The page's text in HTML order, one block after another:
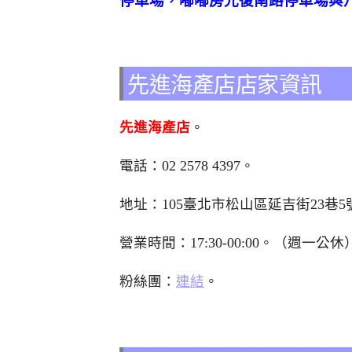
先進海產店店家資訊
先進海產店 。
電話：02 2578 4397。
地址： 105臺北市松山區延吉街23巷5
營業時間：17:30-00:00。（週一公休）
粉絲團： 連結 。